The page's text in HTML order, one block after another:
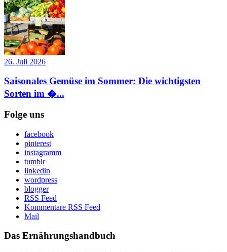
26. Juli 2026
Saisonales Gemüse im Sommer: Die wichtigsten
Sorten im �...
Folge uns
facebook
pinterest
instagramm
tumblr
linkedin
wordpress
blogger
RSS Feed
Kommentare RSS Feed
Mail
Das Ernährungshandbuch